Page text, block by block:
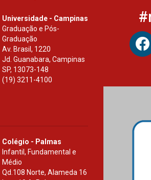
Universidade - Campinas
Graduação e Pós-
Graduação
Av. Brasil, 1220
Jd. Guanabara, Campinas
SP, 13073-148
(19) 3211-4100
Colégio - Palmas
Infantil, Fundamental e
Médio
Qd.108 Norte, Alameda 16